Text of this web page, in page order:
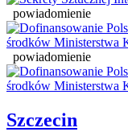
powiadomienie
powiadomienie
Szczecin